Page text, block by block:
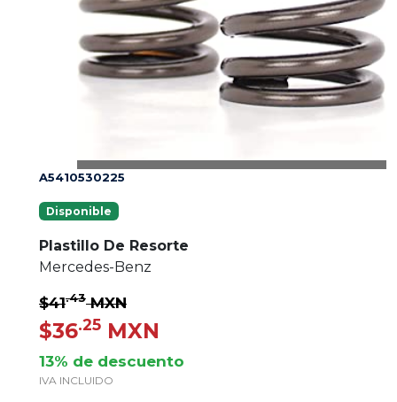
A5410530225
Disponible
Plastillo De Resorte
Mercedes-Benz
$41.43MXN
$36.25 MXN
13% de descuento
IVA INCLUIDO